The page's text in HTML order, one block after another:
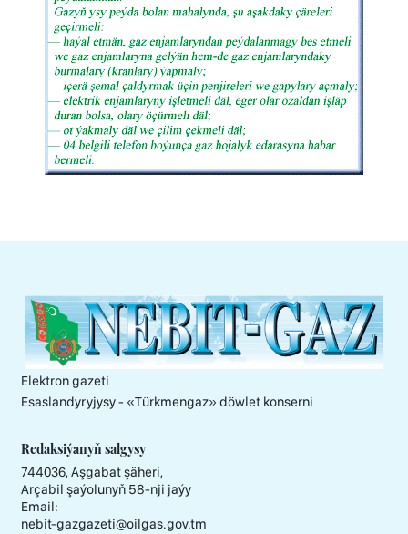
Elektron gazeti
Esaslandyryjysy - «Тürkmengaz» döwlet konserni
Redaksiýanyň salgysy
744036, Aşgabat şäheri,
Arçabil şaýolunyň 58-nji jaýy
Email:
nebit-gazgazeti@oilgas.gov.tm